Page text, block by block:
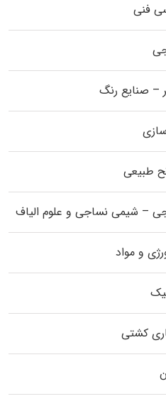
فنی
– صنایع رنگ
طبیعی
– شیمی نساجی و علوم الیاف
و مواد
کشتی